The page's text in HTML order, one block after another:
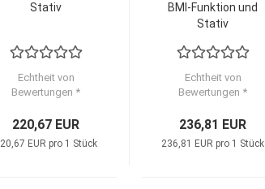
Stativ
Echtheit von
Bewertungen *
220,67 EUR
EUR pro 1 Stück
BMI-Funktion und
Stativ
Echtheit von
Bewertungen *
236,81 EUR
236,81 EUR pro 1 Stück